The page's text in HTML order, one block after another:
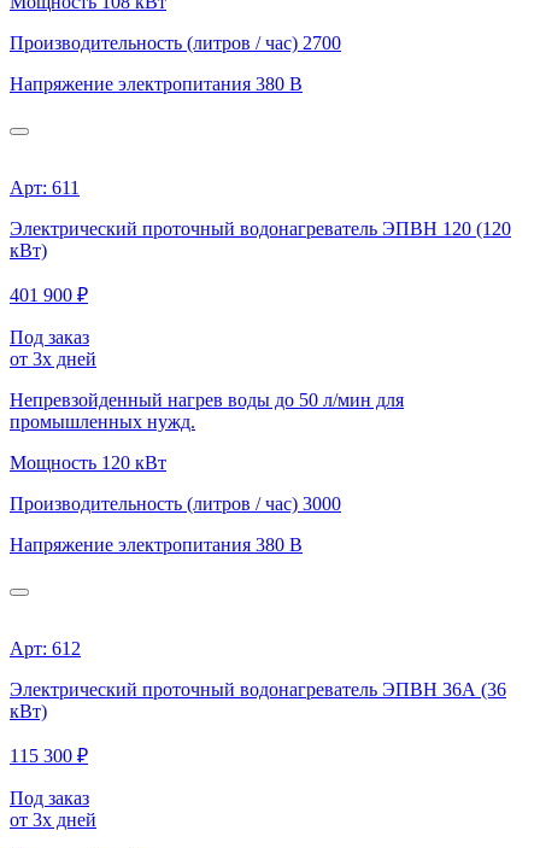
Производительность (литров / час) 2700
Напряжение электропитания 380 В
Арт: 611
Электрический проточный водонагреватель ЭПВН 120 (120
кВт)
401 900 ₽
Под заказ
от 3х дней
Непревзойденный нагрев воды до 50 л/мин для
промышленных нужд.
Мощность 120 кВт
Производительность (литров / час) 3000
Напряжение электропитания 380 В
Арт: 612
Электрический проточный водонагреватель ЭПВН 36А (36
кВт)
115 300 ₽
Под заказ
от 3х дней